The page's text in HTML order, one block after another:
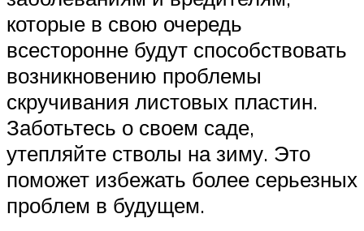
которые в свою очередь
всесторонне будут способствовать
возникновению проблемы
скручивания листовых пластин.
Заботьтесь о своем саде,
утепляйте стволы на зиму. Это
поможет избежать более серьезных
проблем в будущем.